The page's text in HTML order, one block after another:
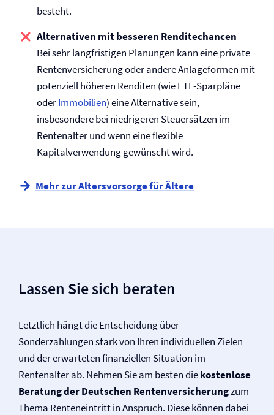
besteht.
Alternativen mit besseren Renditechancen
Bei sehr langfristigen Planungen kann eine private
Renten­versicherung oder andere Anlageformen mit
potenziell höheren Renditen (wie ETF-Sparpläne
oderImmobilien) eine Alternative sein,
insbesondere bei niedrigeren Steuersätzen im
Rentenalter und wenn eine flexible
Kapitalverwendung gewünscht wird.
Mehr zur Altersvorsorge für Ältere
Lassen Sie sich beraten
Letztlich hängt die Entscheidung über
Sonderzahlungen stark von Ihren individuellen Zielen
und der erwarteten finanziellen Situation im
Rentenalter ab. Nehmen Sie am besten diekostenlose
Beratung der Deutschen Renten­versicherungzum
Thema Renteneintritt in Anspruch. Diese können dabei